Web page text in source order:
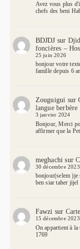
Avez vous plus
chefs des beni
BDJDJ sur
foncières –
25 juin 2026
bonjour votre
famille depuis 6
Zouguigui sur
langue berbère
3 janvier 2024
Bonjour, Merci
affirmer que la
meghachi sur
30 décembre 2023
bonjour(selem )je
ben siar taher
Fawzi sur
15 décembre 2023
On appartient à
1769